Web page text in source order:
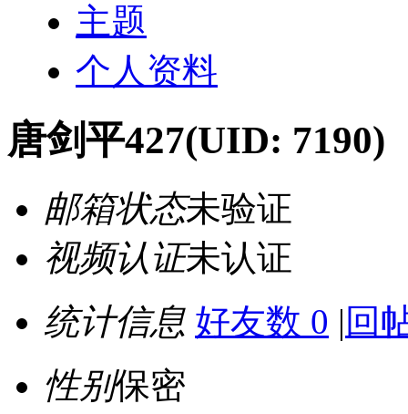
主题
个人资料
唐剑平427(UID: 7190)
邮箱状态未验证
视频认证未认证
统计信息 好友数 0 | 回
性别保密